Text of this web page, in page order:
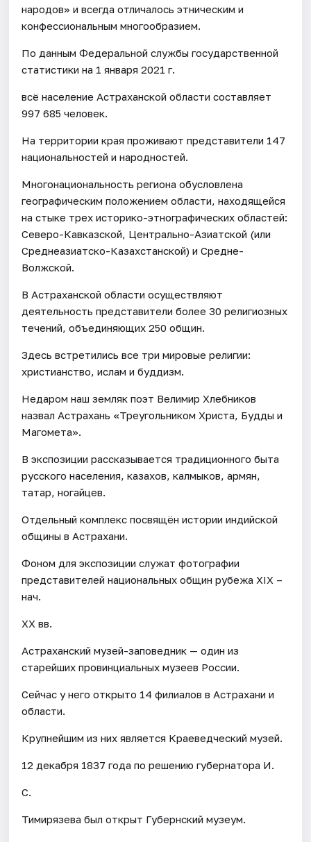
народов» и всегда отличалось этническим и
конфессиональным многообразием.
По данным Федеральной службы государственной
статистики на 1 января 2021 г.
всё население Астраханской области составляет
997 685 человек.
На территории края проживают представители 147
национальностей и народностей.
Многонациональность региона обусловлена
географическим положением области, находящейся
на стыке трех историко-этнографических областей:
Северо-Кавказской, Центрально-Азиатской (или
Среднеазиатско-Казахстанской) и Средне-
Волжской.
В Астраханской области осуществляют
деятельность представители более 30 религиозных
течений, объединяющих 250 общин.
Здесь встретились все три мировые религии:
христианство, ислам и буддизм.
Недаром наш земляк поэт Велимир Хлебников
назвал Астрахань «Треугольником Христа, Будды и
Магомета».
В экспозиции рассказывается традиционного быта
русского населения, казахов, калмыков, армян,
татар, ногайцев.
Отдельный комплекс посвящён истории индийской
общины в Астрахани.
Фоном для экспозиции служат фотографии
представителей национальных общин рубежа XIX –
нач.
XX вв.
Астраханский музей-заповедник — один из
старейших провинциальных музеев России.
Сейчас у него открыто 14 филиалов в Астрахани и
области.
Крупнейшим из них является Краеведческий музей.
12 декабря 1837 года по решению губернатора И.
С.
Тимирязева был открыт Губернский музеум.